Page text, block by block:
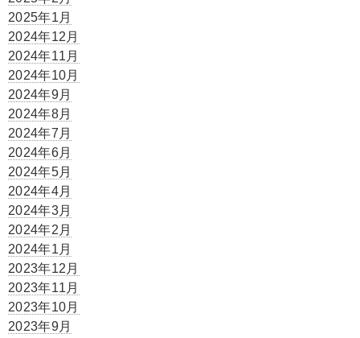
2025年1月
2024年12月
2024年11月
2024年10月
2024年9月
2024年8月
2024年7月
2024年6月
2024年5月
2024年4月
2024年3月
2024年2月
2024年1月
2023年12月
2023年11月
2023年10月
2023年9月